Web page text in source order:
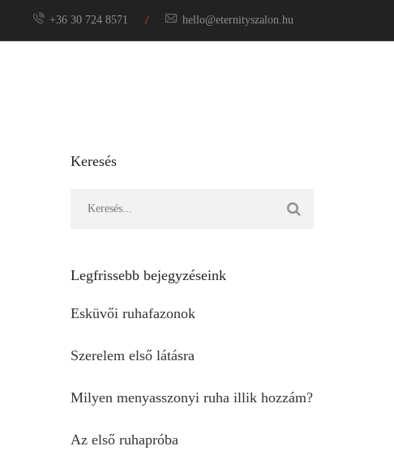
+36 30 724 8571 / hello@eternityszalon.hu
Keresés
Legfrissebb bejegyzéseink
Esküvői ruhafazonok
Szerelem első látásra
Milyen menyasszonyi ruha illik hozzám?
Az első ruhapróba